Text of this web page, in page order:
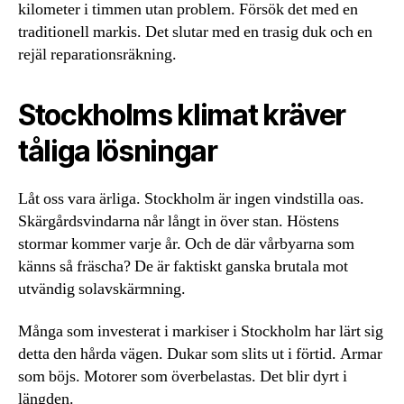
kilometer i timmen utan problem. Försök det med en
traditionell markis. Det slutar med en trasig duk och en
rejäl reparationsräkning.
Stockholms klimat kräver
tåliga lösningar
Låt oss vara ärliga. Stockholm är ingen vindstilla oas.
Skärgårdsvindarna når långt in över stan. Höstens
stormar kommer varje år. Och de där vårbyarna som
känns så fräscha? De är faktiskt ganska brutala mot
utvändig solavskärmning.
Många som investerat i markiser i Stockholm har lärt sig
detta den hårda vägen. Dukar som slits ut i förtid. Armar
som böjs. Motorer som överbelastas. Det blir dyrt i
längden.